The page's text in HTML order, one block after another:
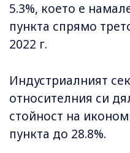
5.3%, което е
пункта спрямо
2022 г.
Индустриалният
относителния си
стойност на
пункта до 28.8%.